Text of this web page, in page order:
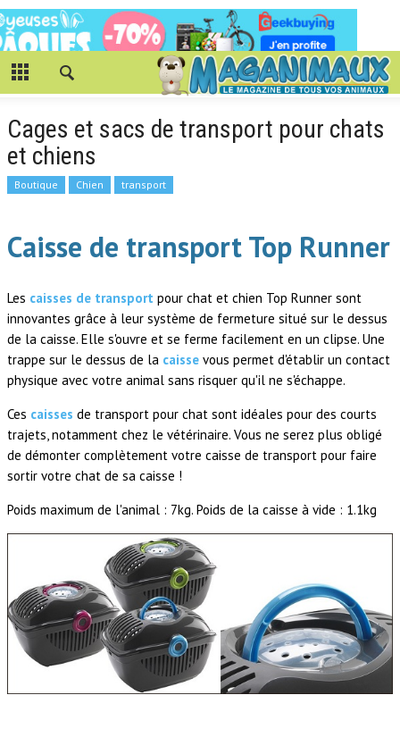
Cages et sacs de transport pour chats
et chiens
Boutique Chien transport
Caisse de transport Top Runner
Les caisses de transport pour chat et chien Top Runner sont
innovantes grâce à leur système de fermeture situé sur le dessus
de la caisse. Elle s'ouvre et se ferme facilement en un clipse. Une
trappe sur le dessus de la caisse vous permet d'établir un contact
physique avec votre animal sans risquer qu'il ne s'échappe.
Ces caisses de transport pour chat sont idéales pour des courts
trajets, notamment chez le vétérinaire. Vous ne serez plus obligé
de démonter complètement votre caisse de transport pour faire
sortir votre chat de sa caisse !
Poids maximum de l'animal : 7kg. Poids de la caisse à vide : 1.1kg